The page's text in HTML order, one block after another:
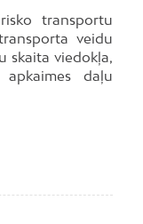
transportu
veidu
skaita viedokļa,
daļu